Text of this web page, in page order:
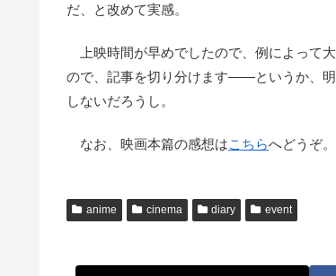
だ、と改めて実感。
上映時間が早めでしたので、例によって
ので、記事を切り分けます――というか、
しないだろうし。
なお、映画本篇の感想はこちらへどうぞ。
anime cinema diary event